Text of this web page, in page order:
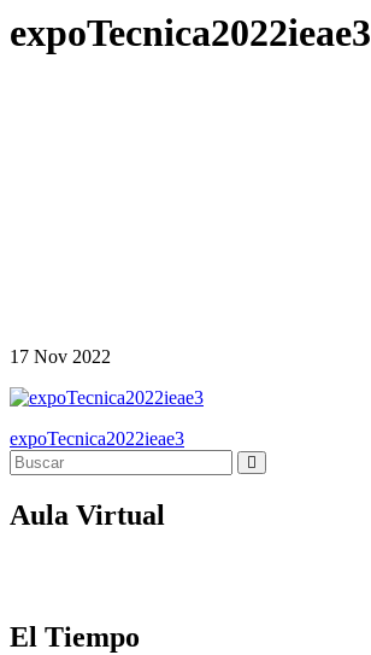
expoTecnica2022ieae3
17 Nov 2022
Navegación
de
entradas
expoTecnica2022ieae3
Aula Virtual
El Tiempo